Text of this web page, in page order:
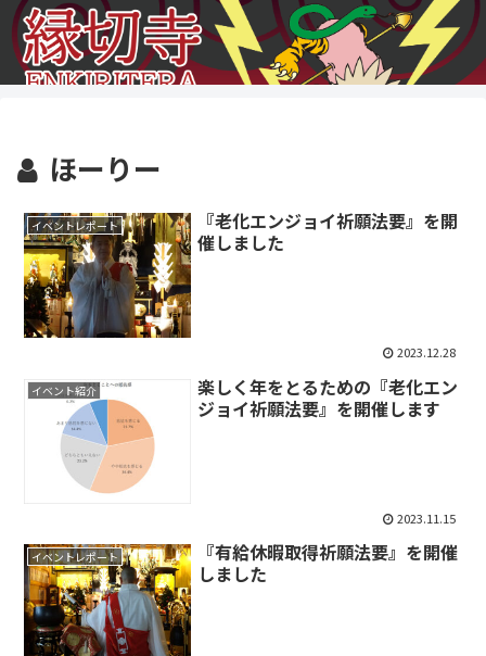
ほーりー
イベントレポート
『老化エンジョイ祈願法要』を開
催しました
2023.12.28
イベント紹介
楽しく年をとるための『老化エン
ジョイ祈願法要』を開催します
2023.11.15
イベントレポート
『有給休暇取得祈願法要』を開催
しました